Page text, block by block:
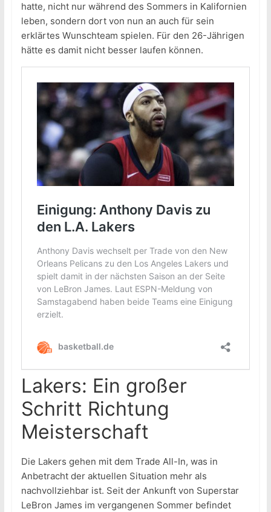
hatte, nicht nur während des Sommers in Kalifornien
leben, sondern dort von nun an auch für sein
erklärtes Wunschteam spielen. Für den 26-Jährigen
hätte es damit nicht besser laufen können.
Lakers: Ein großer
Schritt Richtung
Meisterschaft
Die Lakers gehen mit dem Trade All-In, was in
Anbetracht der aktuellen Situation mehr als
nachvollziehbar ist. Seit der Ankunft von Superstar
LeBron James im vergangenen Sommer befindet